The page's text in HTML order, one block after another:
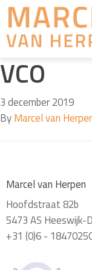
VCO
3 december 2019
ByMarcel van
Marcel van Herpen
Hoofdstraat 82b
5473 AS Heeswijk-
+31 (0)6 -